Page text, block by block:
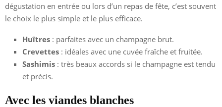
dégustation en entrée ou lors d’un repas de fête, c’est souvent
le choix le plus simple et le plus efficace.
Huîtres : parfaites avec un champagne brut.
Crevettes : idéales avec une cuvée fraîche et fruitée.
Sashimis : très beaux accords si le champagne est tendu
et précis.
Avec les viandes blanches